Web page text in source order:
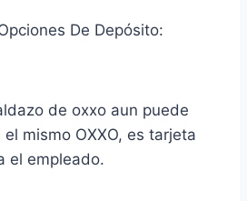
De Depósito:
de oxxo aun puede
mismo OXXO, es tarjeta
el empleado.